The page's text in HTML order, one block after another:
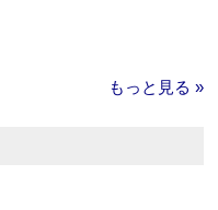
もっと見る »